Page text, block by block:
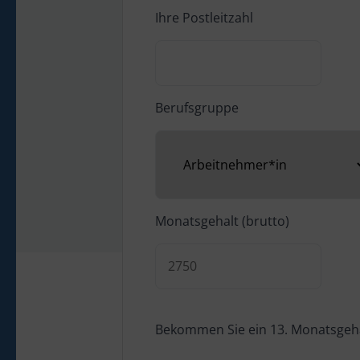
Ihre Postleitzahl
Berufsgruppe
Monatsgehalt (brutto)
Bekommen Sie ein 13.